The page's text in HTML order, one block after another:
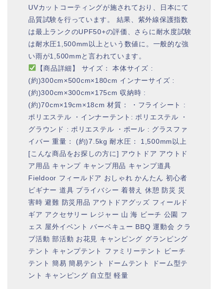
UVカットコーティングが施されており、日本にて
品質試験を行っています。 結果、紫外線保護指数
は最上ランクのUPF50+の評価、さらに耐水度試験
は耐水圧1,500mm以上という数値に。一般的な強
い雨が1,500mmと言われています。
【商品詳細】 サイズ： 本体サイズ :
(約)300cm×500cm×180cm インナーサイズ :
(約)300cm×300cm×175cm 収納時 :
(約)70cm×19cm×18cm 材質： ・フライシート :
ポリエステル ・インナーテント: ポリエステル ・
グラウンド : ポリエステル ・ポール : グラスファ
イバー 重量： (約)7.5kg 耐水圧： 1,500mm以上
[こんな商品をお探しの方に] アウトドア アウトド
ア用品 キャンプ キャンプ用品 キャンプ道具
Fieldoor フィールドア おしゃれ かんたん 初心者
ビギナー 道具 プライバシー 着替え 休憩 防災 災
害時 避難 防災用品 アウトドアグッズ フィールド
ギア アクセサリー レジャー 山 海 ビーチ 公園 フ
ェス 屋外イベント バーベキュー BBQ 運動会 クラ
ブ活動 部活動 お花見 キャンピング グランピング
テント キャンプテント ファミリーテント ビーチ
テント 簡易 簡易テント ドームテント ドーム型テ
ント キャンピング 自立型 軽量